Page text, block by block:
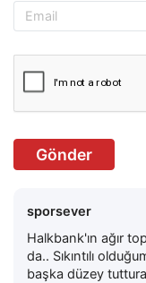
Gönder
sporsever
Halkbank'ın ağır
da.. Sıkıntılı
başka düzey